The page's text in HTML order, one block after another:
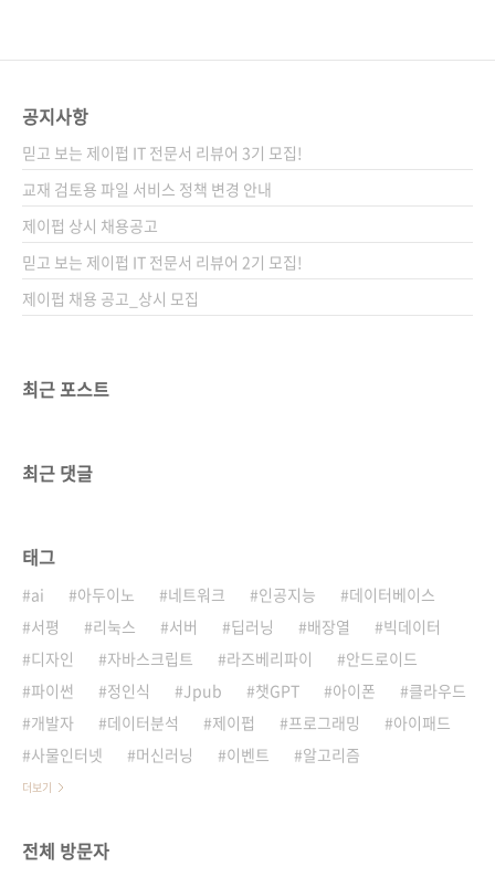
29,000원ISBN 979-11-88621-26-2 (93000)
키워드 전자공학 / 라즈베리 파이 / 아두이노 /
피지컬 컴퓨팅 / 사물인터넷분야 전자공..
공지사항
믿고 보는 제이펍 IT 전문서 리뷰어 3기 모집!
교재 검토용 파일 서비스 정책 변경 안내
제이펍 상시 채용공고
믿고 보는 제이펍 IT 전문서 리뷰어 2기 모집!
제이펍 채용 공고_상시 모집
최근 포스트
최근 댓글
태그
ai 아두이노 네트워크 인공지능
데이터베이스
서평
리눅스 서버 딥러닝 배장열
빅데이터
디자인
자바스크립트 라즈베리파이
안드로이드
파이썬
정인식 Jpub 챗GPT 아이폰
클라우드
개발자
데이터분석 제이펍 프로그래밍
아이패드
사물인터넷
머신러닝 이벤트 알고리즘
더보기
전체 방문자